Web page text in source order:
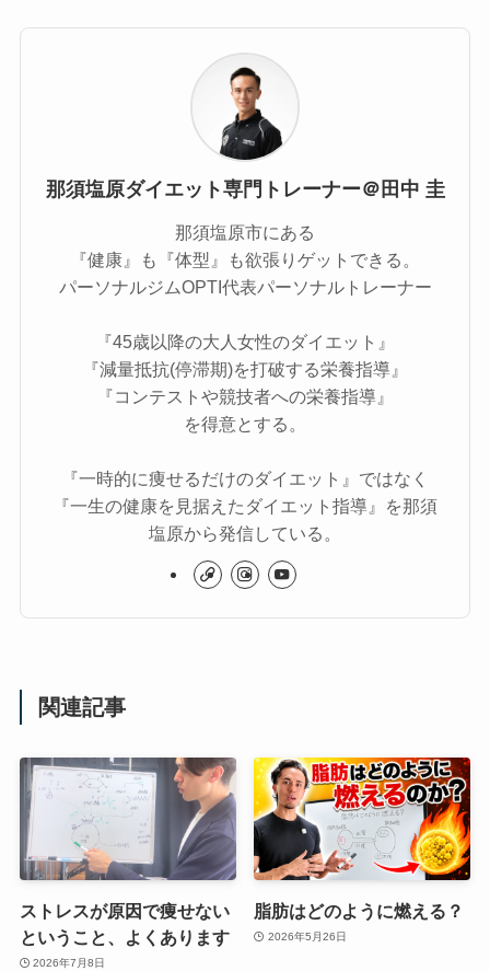
那須塩原ダイエット専門トレーナー＠田中 圭
那須塩原市にある
『健康』も『体型』も欲張りゲットできる。
パーソナルジムOPTI代表パーソナルトレーナー
『45歳以降の大人女性のダイエット』
『減量抵抗(停滞期)を打破する栄養指導』
『コンテストや競技者への栄養指導』
を得意とする。
『一時的に痩せるだけのダイエット』ではなく
『一生の健康を見据えたダイエット指導』を那須
塩原から発信している。
関連記事
ストレスが原因で痩せない
ということ、よくあります
2026年7月8日
脂肪はどのように燃える？
2026年5月26日